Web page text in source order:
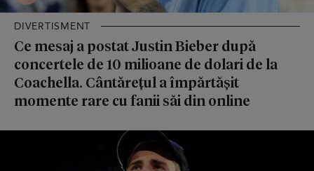
DIVERTISMENT
Ce mesaj a postat Justin Bieber după
concertele de 10 milioane de dolari de la
Coachella. Cântărețul a împărtășit
momente rare cu fanii săi din online